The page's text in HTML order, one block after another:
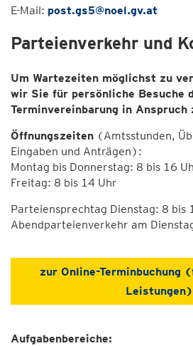
E-Mail: post.gs5@noel.gv.at
Parteienverkehr und
Um Wartezeiten möglichst zu
wir Sie für persönliche Besuche
Terminvereinbarung in Anspruch
Öffnungszeiten (Amtsstunden,
Eingaben und Anträgen):
Montag bis Donnerstag: 8 bis 16
Freitag: 8 bis 14 Uhr
Parteiensprechtag Dienstag: 8 bis
Abendparteienverkehr am
zur Online-Terminbuchung
Leistungen)
Aufgabenbereiche: